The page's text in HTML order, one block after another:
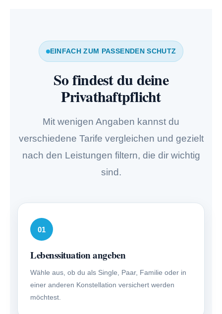
EINFACH ZUM PASSENDEN SCHUTZ
So findest du deine
Privathaftpflicht
Mit wenigen Angaben kannst du
verschiedene Tarife ver­gleichen und gezielt
nach den Leistungen filtern, die dir wichtig
sind.
01
Lebenssituation angeben
Wähle aus, ob du als Single, Paar, Familie oder in
einer anderen Konstellation versichert werden
möchtest.